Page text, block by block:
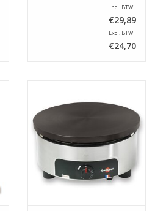
Incl. BTW
€29,89
Excl. BTW
€24,70